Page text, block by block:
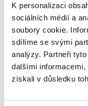
K personalizaci
sociálních médií a
soubory cookie.
sdílíme se svými
analýzy. Partneři
dalšími
získali v důsledku